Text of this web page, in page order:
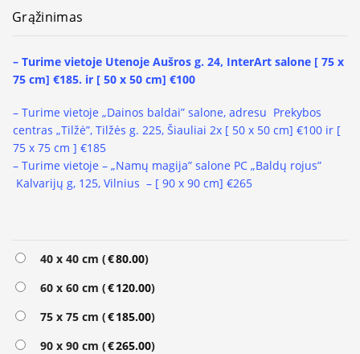
Grąžinimas
– Turime vietoje Utenoje Aušros g. 24, InterArt salone [ 75 x
75 cm] €185. ir [ 50 x 50 cm] €100
– Turime vietoje „Dainos baldai” salone, adresu Prekybos
centras „Tilžė”, Tilžės g. 225, Šiauliai 2x [ 50 x 50 cm] €100 ir [
75 x 75 cm ] €185
– Turime vietoje – „Namų magija” salone PC „Baldų rojus”
Kalvarijų g, 125, Vilnius – [ 90 x 90 cm] €265
40 x 40 cm (€80.00)
60 x 60 cm (€120.00)
75 x 75 cm (€185.00)
90 x 90 cm (€265.00)
Alternative: